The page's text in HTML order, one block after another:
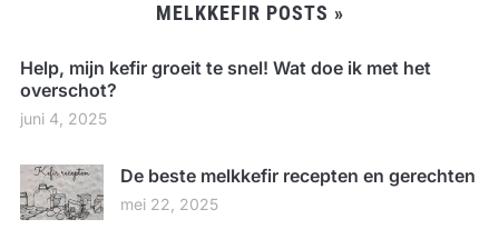
MELKKEFIR POSTS »
Help, mijn kefir groeit te snel! Wat doe ik met het
overschot?
juni 4, 2025
De beste melkkefir recepten en gerechten
mei 22, 2025